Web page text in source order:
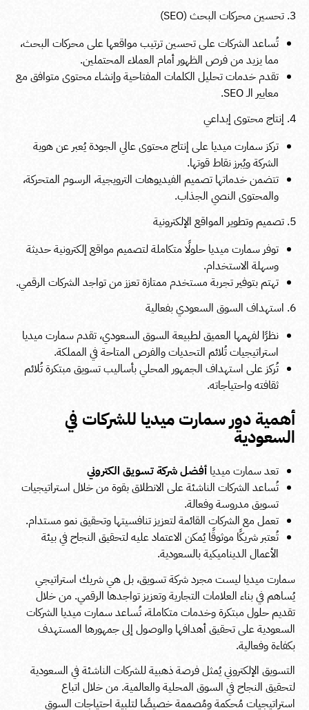
تحسين محركات البحث (SEO)
تُساعد الشركات على تحسين ترتيب مواقعها على محركات البحث،
مما يزيد من فرص الظهور أمام العملاء المحتملين.
تقدم خدمات تحليل الكلمات المفتاحية وإنشاء محتوى متوافق مع
معايير الـ SEO.
إنتاج محتوى إبداعي
تركز سمارت ميديا على إنتاج محتوى عالي الجودة يُعبر عن هوية
الشركة ويُبرز نقاط قوتها.
تتضمن خدماتها تصميم الفيديوهات الترويجية، الرسوم المتحركة،
والمحتوى النصي الجذاب.
تصميم وتطوير المواقع الإلكترونية
توفر سمارت ميديا حلولًا متكاملة لتصميم مواقع إلكترونية حديثة
وسهلة الاستخدام.
تهتم بتوفير تجربة مستخدم ممتازة تعزز من تواجد الشركات الرقمي.
استهداف السوق السعودي بفعالية
نظرًا لفهمها العميق لطبيعة السوق السعودي، تقدم سمارت ميديا
استراتيجيات تُلائم التحديات والفرص المتاحة في المملكة.
تُركز على استهداف الجمهور المحلي بأساليب تسويق مبتكرة تُلائم
ثقافته واحتياجاته.
أهمية دور سمارت ميديا للشركات في
السعودية
تعد سمارت ميديا أفضل شركة تسويق الكتروني
تُساعد الشركات الناشئة على الانطلاق بقوة من خلال استراتيجيات
تسويق مدروسة وفعالة.
تعمل مع الشركات القائمة لتعزيز تنافسيتها وتحقيق نمو مستدام.
تُعتبر شريكًا موثوقًا يُمكن الاعتماد عليه لتحقيق النجاح في بيئة
الأعمال الديناميكية بالسعودية.
سمارت ميديا ليست مجرد شركة تسويق، بل هي شريك استراتيجي
يُساهم في بناء العلامات التجارية وتعزيز تواجدها الرقمي. من خلال
تقديم حلول مبتكرة وخدمات متكاملة، تُساعد سمارت ميديا الشركات
السعودية على تحقيق أهدافها والوصول إلى جمهورها المستهدف
بكفاءة وفعالية.
التسويق الإلكتروني يُمثل فرصة ذهبية للشركات الناشئة في السعودية
لتحقيق النجاح في السوق المحلية والعالمية. من خلال اتباع
استراتيجيات مُحكمة ومُصممة خصيصًا لتلبية احتياجات السوق